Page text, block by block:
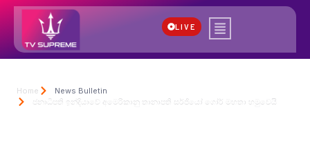
LIVE
Home
News Bulletin
ජනාධිපති ඉන්දියාවේ අමෙරිකානු තානාපති සර්ජියෝ ගෝර් මහතා හමුවෙයි